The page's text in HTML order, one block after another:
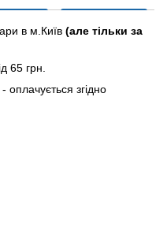
в м.Київ (але тільки за
65 грн.
оплачується згідно